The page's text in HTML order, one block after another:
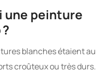
une peinture
blanches étaient au
croûteux ou très durs.